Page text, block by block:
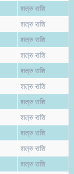
शत्रु राशि
शत्रु राशि
शत्रु राशि
शत्रु राशि
शत्रु राशि
शत्रु राशि
शत्रु राशि
शत्रु राशि
शत्रु राशि
शत्रु राशि
शत्रु राशि